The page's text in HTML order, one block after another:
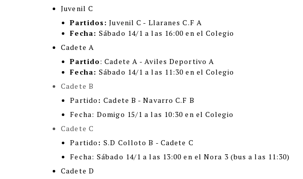
Juvenil C
Partidos: Juvenil C - Llaranes C.F A
Fecha:Sábado 14/1 a las 16:00 en el Colegio
Cadete A
Partido: Cadete A - Aviles Deportivo A
Fecha:Sábado 14/1 a las 11:30 en el Colegio
Cadete B
Partido :Cadete B - Navarro C.F B
Fecha: Domigo 15/1 a las 10:30 en el Colegio
Cadete C
Partido :S.D Colloto B - Cadete C
Fecha: Sábado 14/1 a las 13:00 en el Nora 3 (bus a las 11:30)
Cadete D